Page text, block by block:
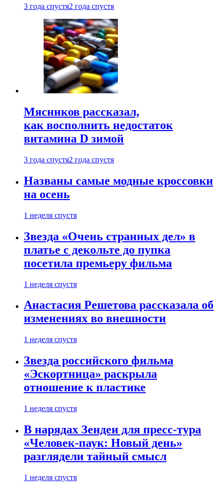
3 года спустя2 года спустя
Мясников рассказал,
как восполнить недостаток
витамина D зимой
3 года спустя2 года спустя
Названы самые модные кроссовки
на осень
1 неделя спустя
Звезда «Очень странных дел» в
платье с декольте до пупка
посетила премьеру фильма
1 неделя спустя
Анастасия Решетова рассказала об
изменениях во внешности
1 неделя спустя
Звезда российского фильма
«Эскортница» раскрыла
отношение к пластике
1 неделя спустя
В нарядах Зендеи для пресс-тура
«Человек-паук: Новый день»
разглядели тайный смысл
1 неделя спустя